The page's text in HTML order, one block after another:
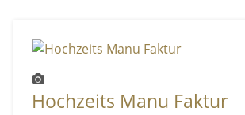
Hochzeits Manu Faktur